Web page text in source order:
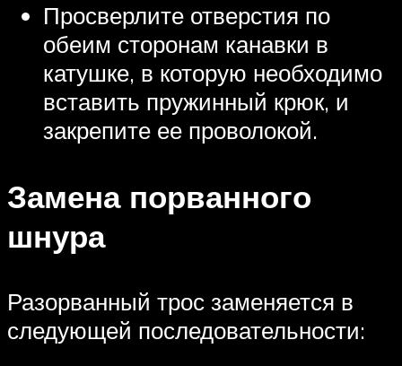
Просверлите отверстия по
обеим сторонам канавки в
катушке, в которую необходимо
вставить пружинный крюк, и
закрепите ее проволокой.
Замена порванного
шнура
Разорванный трос заменяется в
следующей последовательности: